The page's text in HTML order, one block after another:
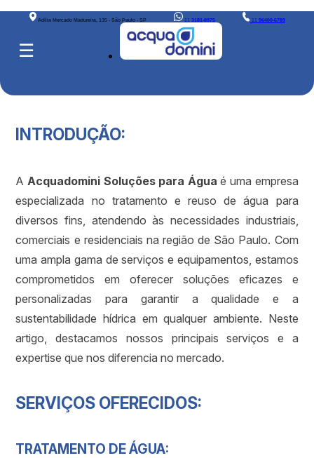
Adília Mercado Madureira, 135 - São Paulo - SP 113181-8975 11 96400-6789
☰
INTRODUÇÃO:
AAcquadomini Soluções para Água é uma empresa
especializada no tratamento e reuso de água para
diversos fins, atendendo às necessidades industriais,
comerciais e residenciais na região de São Paulo. Com
uma ampla gama de serviços e equipamentos, estamos
comprometidos em oferecer soluções eficazes e
personalizadas para garantir a qualidade e a
sustentabilidade hídrica em qualquer ambiente. Neste
artigo, destacamos nossos principais serviços e a
expertise que nos diferencia no mercado.
SERVIÇOS OFERECIDOS:
TRATAMENTO DE ÁGUA: